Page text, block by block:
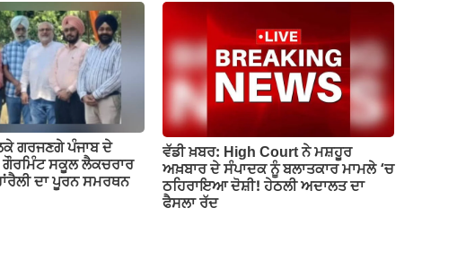
ਗਰਜਣਗੇ ਪੰਜਾਬ ਦੇ
ਗੌਰਮਿੰਟ ਸਕੂਲ ਲੈਕਚਰਾਰ
ਦਾ ਪੂਰਨ ਸਮਰਥਨ
ਵੱਡੀ ਖ਼ਬਰ: High Court ਨੇ ਮਸ਼ਹੂਰ
ਅਖ਼ਬਾਰ ਦੇ ਸੰਪਾਦਕ ਨੂੰ ਬਲਾਤਕਾਰ ਮਾਮਲੇ ‘ਚ
ਠਹਿਰਾਇਆ ਦੋਸ਼ੀ! ਹੇਠਲੀ ਅਦਾਲਤ ਦਾ
ਫੈਸਲਾ ਰੱਦ